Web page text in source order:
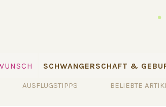
SCHWANGERSCHAFT &
AUSFLUGSTIPPS BELIEBTE